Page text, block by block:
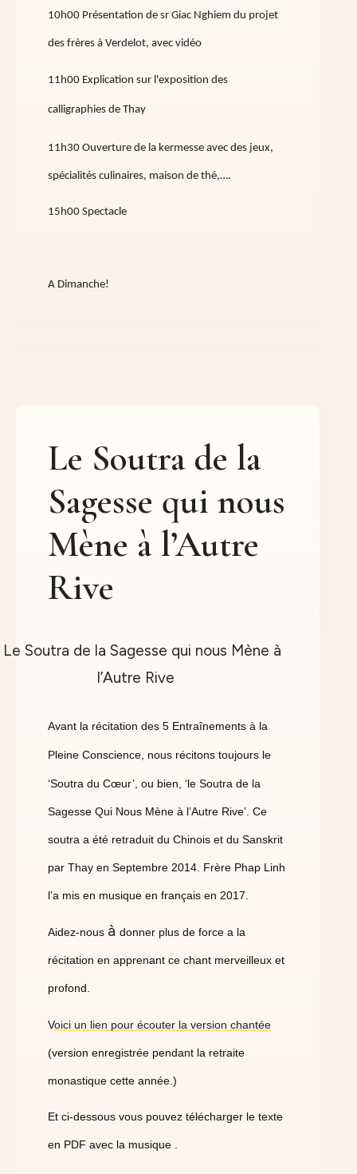
10h00 Présentation de sr Giac Nghiem du projet
des frères à Verdelot, avec vidéo
11h00 Explication sur l'exposition des
calligraphies de Thay
11h30 Ouverture de la kermesse avec des jeux,
spécialités culinaires, maison de thé,….
15h00 Spectacle
A Dimanche!
Le Soutra de la
Sagesse qui nous
Mène à l’Autre
Rive
Avant la récitation des 5 Entraînements à la
Pleine Conscience , nous récitons toujours le
‘Soutra du Cœur’, ou bien, ‘le Soutra de la
Sagesse Qui Nous Mène à l’Autre Rive’. Ce
soutra a été retraduit du Chinois et du Sanskrit
par Thay en Septembre 2014. Frère Phap Linh
l’a mis en musique en français en 2017.
Aidez-nous à donner plus de force a la
récitation en apprenant ce chant merveilleux et
profond.
Voici un lien pour écouter la version chantée
(version enregistrée pendant la retraite
monastique cette année.)
Et ci-dessous vous pouvez télécharger le texte
en PDF avec la musique .